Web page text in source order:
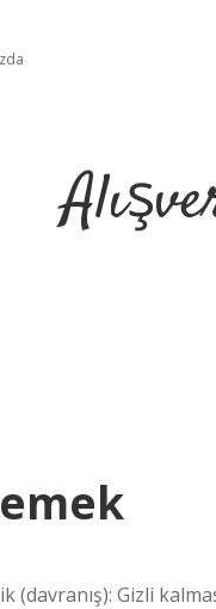
(davranış): Gizli